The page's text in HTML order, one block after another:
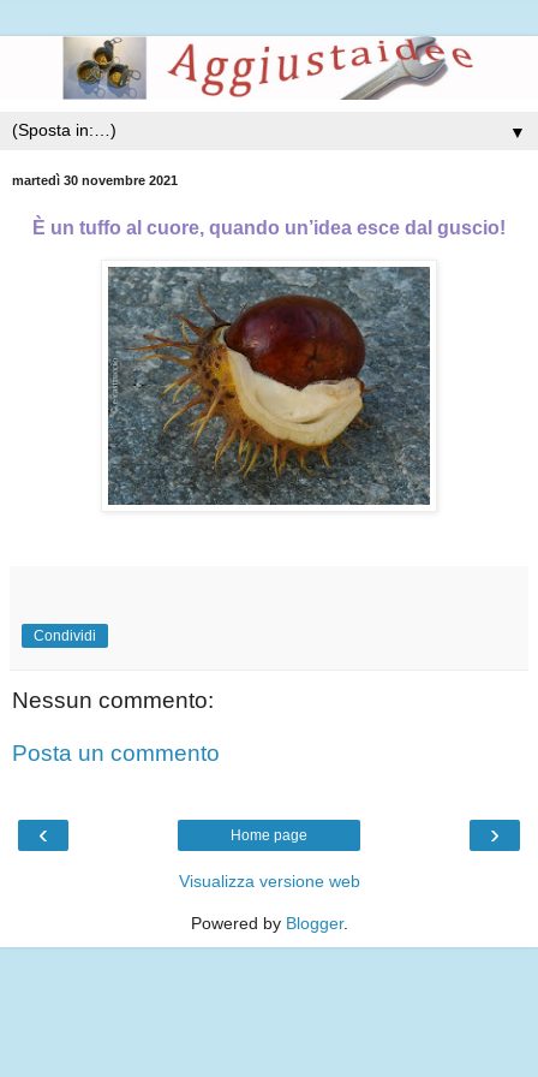
▼
martedì 30 novembre 2021
È un tuffo al cuore, quando un’idea esce dal guscio!
Condividi
Nessun commento:
Posta un commento
‹ ›
Home page
Visualizza versione web
Powered by Blogger.